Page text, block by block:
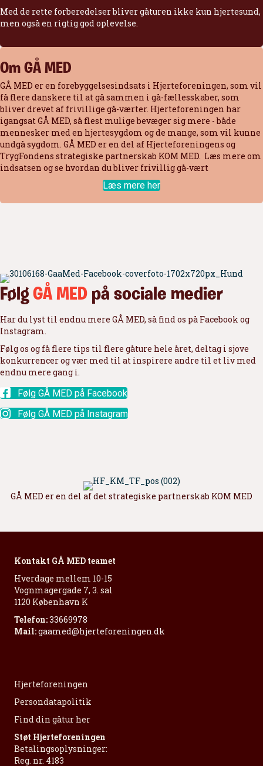
Med de rette forberedelser bliver gåturen ikke kun hjertesund,
men også en rigtig god oplevelse.
Om GÅ MED
GÅ MED er en forebyggelsesindsats i Hjerteforeningen, som vil
få flere danskere til at gå sammen i gå-fællesskaber, som
bliver drevet af frivillige gå-værter. Hjerteforeningen har
igangsat GÅ MED, så flest mulige bevæger sig mere - både
mennesker med en hjertesygdom og de mange, som vil kunne
undgå sygdom. GÅ MED er en del af Hjerteforeningens og
TrygFondens strategiske partnerskab KOM MED. Læs mere om
indsatsen og se hvordan du bliver frivillig gå-vært
Læs mere her
Følg GÅ MED på sociale medier
Har du lyst til endnu mere GÅ MED, så find os på Facebook og
Instagram.
Følg os og få flere tips til flere gåture hele året, deltag i sjove
konkurrencer og vær med til at inspirere andre til et liv med
endnu mere gang i.
Følg GÅ MED på Facebook
Følg GÅ MED på Instagram
GÅ MED er en del af det strategiske partnerskab KOM MED
Kontakt GÅ MED teamet
Hverdage mellem 10-15
Vognmagergade 7, 3. sal
1120 København K
Telefon:33669978
Mail:gaamed@hjerteforeningen.dk
Hjerteforeningen
Persondatapolitik
Find din gåtur her
Støt Hjerteforeningen
Betalingsoplysninger:
Reg. nr. 4183